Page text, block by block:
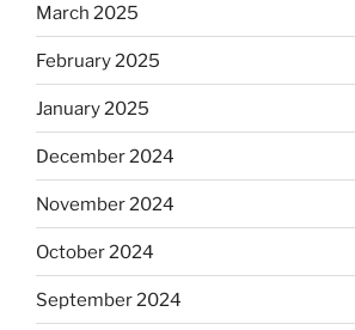
March 2025
February 2025
January 2025
December 2024
November 2024
October 2024
September 2024